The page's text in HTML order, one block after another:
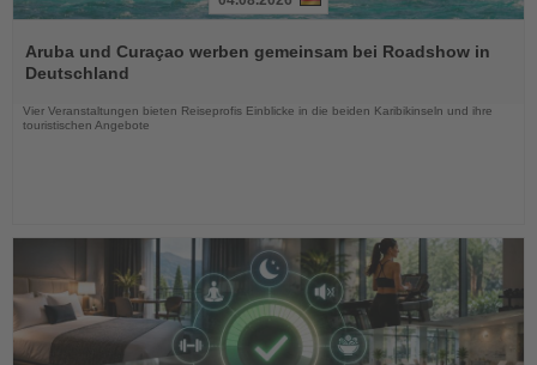
Sie
die
Aruba und Curaçao werben gemeinsam bei Roadshow in
Deutschland
Vier Veranstaltungen bieten Reiseprofis Einblicke in die beiden Karibikinseln und ihre
touristischen Angebote